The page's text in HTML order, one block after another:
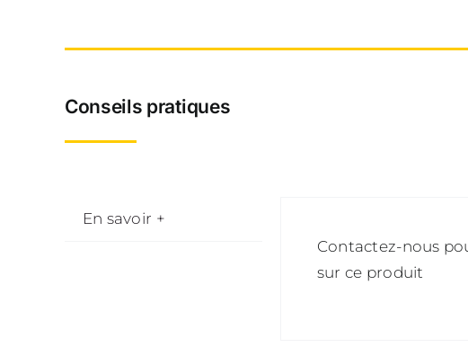
Conseils pratiques
En savoir +
Contactez-nous
sur ce produit